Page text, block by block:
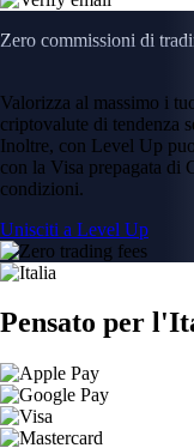
Zero commissioni di
Valorizza al massimo i
criptovalute di tendenza
Inoltre, con Level Up
con la Visa prepagata di
condizioni.
Unisciti a Level Up
Pensato per